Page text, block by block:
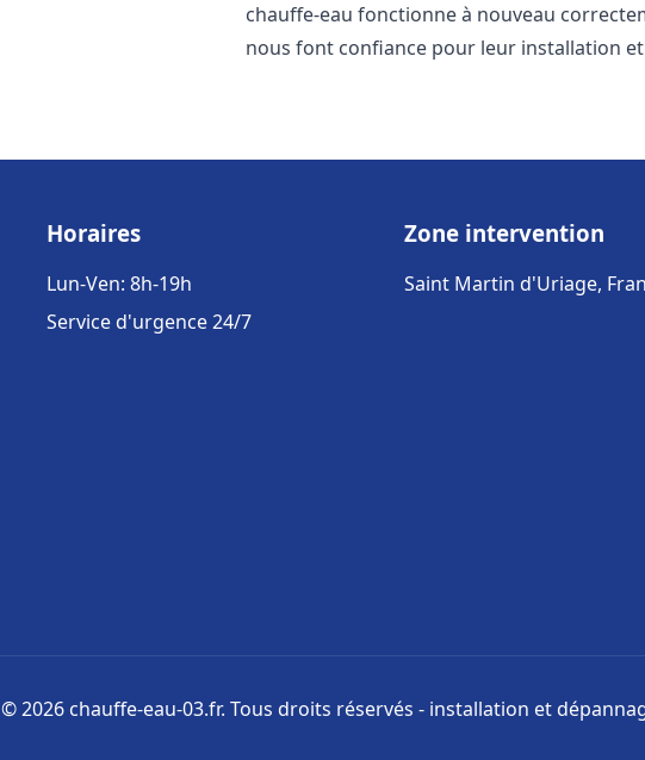
chauffe-eau fonctionne à nouveau
nous font confiance pour leur installation
Horaires
Lun-Ven: 8h-19h
Service d'urgence 24/7
Zone intervention
Saint Martin d'Uriage,
© 2026 chauffe-eau-03.fr. Tous droits réservés - installation et